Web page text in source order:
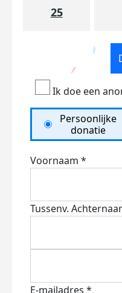
25
Ik doe een
Persoonlijke
donatie
Voornaam *
Tussenv.
E-mailadres *